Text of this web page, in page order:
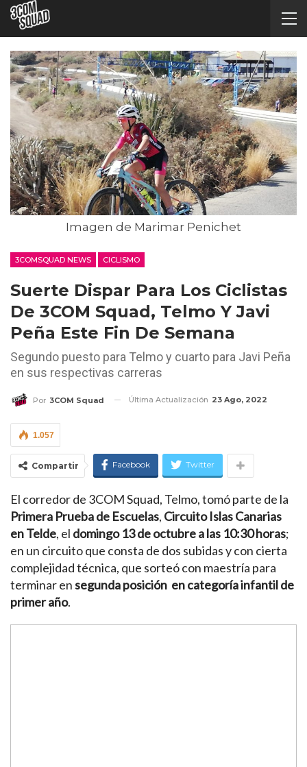
Imagen de Marimar Penichet
3COMSQUAD NEWS CICLISMO
Suerte Dispar Para Los Ciclistas
De 3COM Squad, Telmo Y Javi
Peña Este Fin De Semana
Segundo puesto para Telmo y cuarto para Javi Peña
en sus respectivas carreras
Por 3COM Squad Última Actualización 23 Ago, 2022
1.057
Compartir Facebook Twitter
El corredor de 3COM Squad, Telmo, tomó parte de la
Primera Prueba de Escuelas, Circuito Islas Canarias
en Telde, el domingo 13 de octubre a las 10:30 horas;
en un circuito que consta de dos subidas y con cierta
complejidad técnica, que sorteó con maestría para
terminar ensegunda posición en categoría infantil de
primer año.